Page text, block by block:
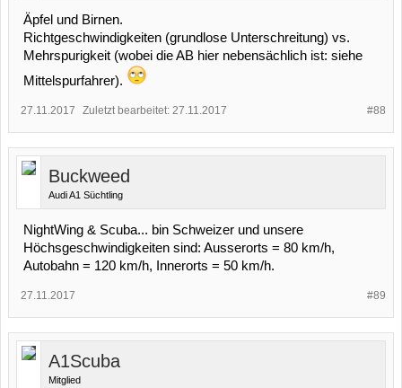
Äpfel und Birnen.
Richtgeschwindigkeiten (grundlose Unterschreitung) vs.
Mehrspurigkeit (wobei die AB hier nebensächlich ist: siehe
Mittelspurfahrer).
#88
27.11.2017 Zuletzt bearbeitet: 27.11.2017
Buckweed
Audi A1 Süchtling
NightWing & Scuba... bin Schweizer und unsere
Höchsgeschwindigkeiten sind: Ausserorts = 80 km/h,
Autobahn = 120 km/h, Innerorts = 50 km/h.
#89
27.11.2017
A1Scuba
Mitglied